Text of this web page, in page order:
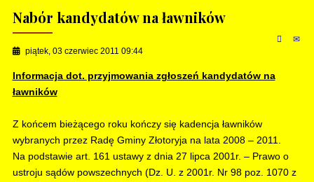
Nabór kandydatów na ławników
piątek, 03 czerwiec 2011 09:44
Informacja dot. przyjmowania zgłoszeń kandydatów na
ławników
Z końcem bieżącego roku kończy się kadencja ławników
wybranych przez Radę Gminy Złotoryja na lata 2008 – 2011.
Na podstawie art. 161 ustawy z dnia 27 lipca 2001r. – Prawo o
ustroju sądów powszechnych (Dz. U. z 2001r. Nr 98 poz. 1070 z